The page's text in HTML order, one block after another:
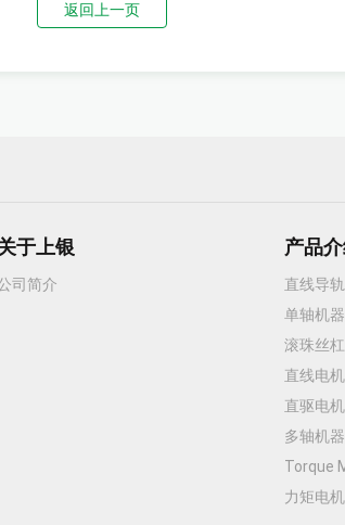
返回上一页
于上银
司简介
产品
直线导轨
单轴机器
滚珠丝杠
直线电
直驱电机
多轴机器
Torque
力矩电机